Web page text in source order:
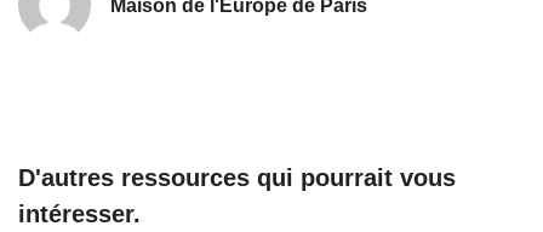
Maison de l'Europe de Paris
D'autres ressources qui pourrait vous
intéresser.